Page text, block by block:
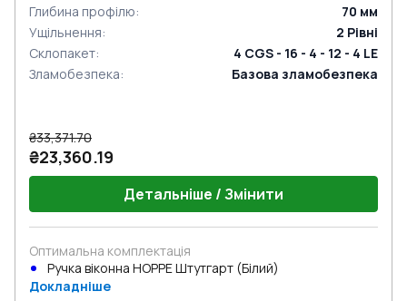
Глибина профілю: 70 мм
Ущільнення: 2 Рівні
Склопакет:
4 CGS - 16 - 4 - 12 - 4 LE
Зламобезпека: Базова зламобезпека
₴33,371.70
₴23,360.19
Детальніше / Змінити
Оптимальна комплектація
Ручка віконна HOPPE Штутгарт (Білий)
Докладніше